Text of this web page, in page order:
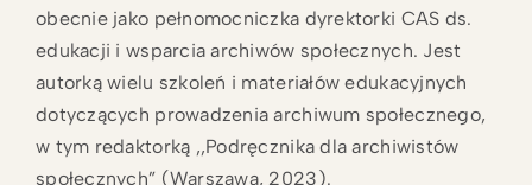
obecnie jako pełnomocniczka dyrektorki CAS ds.
edukacji i wsparcia archiwów społecznych. Jest
autorką wielu szkoleń i materiałów edukacyjnych
dotyczących prowadzenia archiwum społecznego,
w tym redaktorką ,,Podręcznika dla archiwistów
społecznych” (Warszawa, 2023).